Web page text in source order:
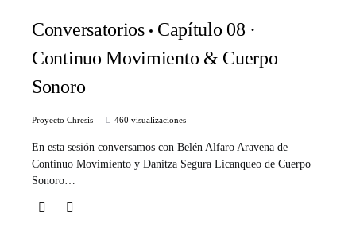
Conversatorios
Capítulo 08 ·
Continuo Movimiento & Cuerpo
Sonoro
Proyecto Chresis 460 visualizaciones
En esta sesión conversamos con Belén Alfaro Aravena de
Continuo Movimiento y Danitza Segura Licanqueo de Cuerpo
Sonoro…